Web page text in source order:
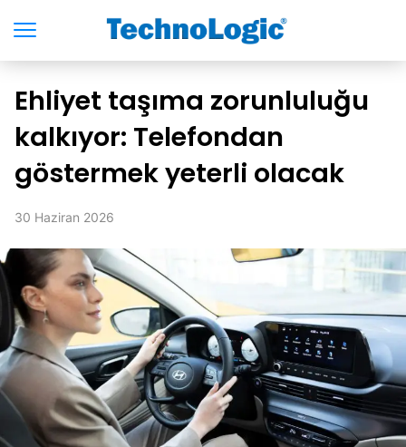
Ehliyet taşıma zorunluluğu
kalkıyor: Telefondan
göstermek yeterli olacak
30 Haziran 2026